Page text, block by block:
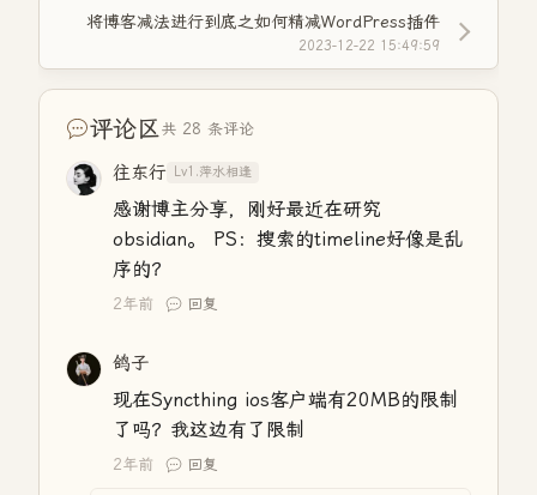
将博客减法进行到底之如何精减WordPress插件
2023-12-22 15:49:59
评论区共 28 条评论
往东行 Lv1.萍水相逢
感谢博主分享，刚好最近在研究
obsidian。 PS：搜索的timeline好像是乱
序的？
2年前 回复
鸽子
现在Syncthing ios客户端有20MB的限制
了吗？我这边有了限制
2年前 回复